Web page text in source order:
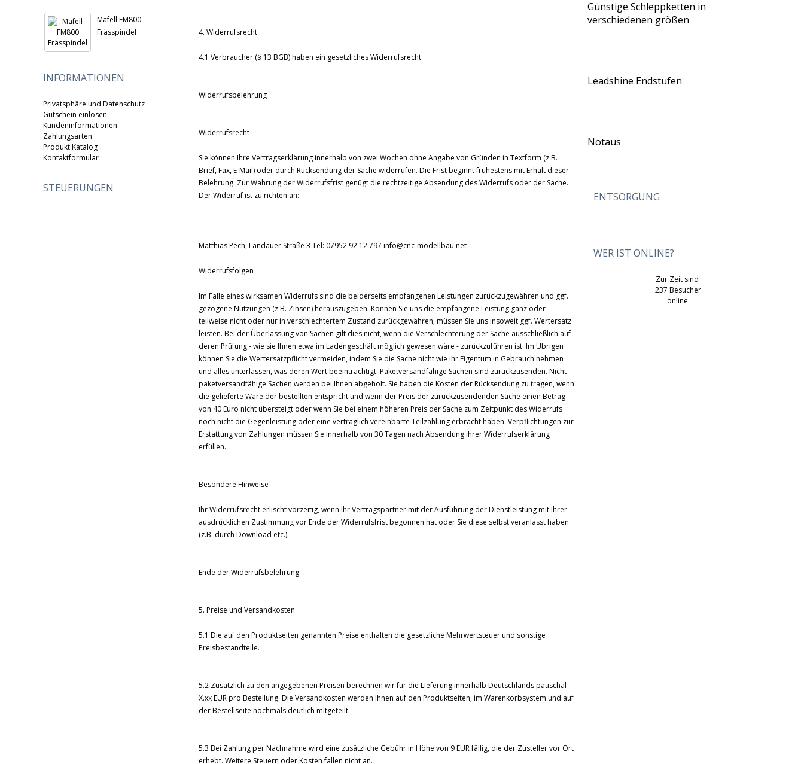
Mafell FM800
Frässpindel
INFORMATIONEN
Privatsphäre und Datenschutz
Gutschein einlösen
Kundeninformationen
Zahlungsarten
Produkt Katalog
Kontaktformular
STEUERUNGEN
4. Widerrufsrecht
4.1 Verbraucher (§ 13 BGB) haben ein gesetzliches Widerrufsrecht.
Widerrufsbelehrung
Widerrufsrecht
Sie können Ihre Vertragserklärung innerhalb von zwei Wochen ohne Angabe von Gründen in Textform (z.B.
Brief, Fax, E-Mail) oder durch Rücksendung der Sache widerrufen. Die Frist beginnt frühestens mit Erhalt dieser
Belehrung. Zur Wahrung der Widerrufsfrist genügt die rechtzeitige Absendung des Widerrufs oder der Sache.
Der Widerruf ist zu richten an:
Matthias Pech, Landauer Straße 3 Tel: 07952 92 12 797 info@cnc-modellbau.net
Widerrufsfolgen
Im Falle eines wirksamen Widerrufs sind die beiderseits empfangenen Leistungen zurückzugewähren und ggf.
gezogene Nutzungen (z.B. Zinsen) herauszugeben. Können Sie uns die empfangene Leistung ganz oder
teilweise nicht oder nur in verschlechtertem Zustand zurückgewähren, müssen Sie uns insoweit ggf. Wertersatz
leisten. Bei der Überlassung von Sachen gilt dies nicht, wenn die Verschlechterung der Sache ausschließlich auf
deren Prüfung - wie sie Ihnen etwa im Ladengeschäft möglich gewesen wäre - zurückzuführen ist. Im Übrigen
können Sie die Wertersatzpflicht vermeiden, indem Sie die Sache nicht wie ihr Eigentum in Gebrauch nehmen
und alles unterlassen, was deren Wert beeinträchtigt. Paketversandfähige Sachen sind zurückzusenden. Nicht
paketversandfähige Sachen werden bei Ihnen abgeholt. Sie haben die Kosten der Rücksendung zu tragen, wenn
die gelieferte Ware der bestellten entspricht und wenn der Preis der zurückzusendenden Sache einen Betrag
von 40 Euro nicht übersteigt oder wenn Sie bei einem höheren Preis der Sache zum Zeitpunkt des Widerrufs
noch nicht die Gegenleistung oder eine vertraglich vereinbarte Teilzahlung erbracht haben. Verpflichtungen zur
Erstattung von Zahlungen müssen Sie innerhalb von 30 Tagen nach Absendung ihrer Widerrufserklärung
erfüllen.
Besondere Hinweise
Ihr Widerrufsrecht erlischt vorzeitig, wenn Ihr Vertragspartner mit der Ausführung der Dienstleistung mit Ihrer
ausdrücklichen Zustimmung vor Ende der Widerrufsfrist begonnen hat oder Sie diese selbst veranlasst haben
(z.B. durch Download etc.).
Ende der Widerrufsbelehrung
5. Preise und Versandkosten
5.1 Die auf den Produktseiten genannten Preise enthalten die gesetzliche Mehrwertsteuer und sonstige
Preisbestandteile.
5.2 Zusätzlich zu den angegebenen Preisen berechnen wir für die Lieferung innerhalb Deutschlands pauschal
X.xx EUR pro Bestellung. Die Versandkosten werden Ihnen auf den Produktseiten, im Warenkorbsystem und auf
der Bestellseite nochmals deutlich mitgeteilt.
5.3 Bei Zahlung per Nachnahme wird eine zusätzliche Gebühr in Höhe von 9 EUR fällig, die der Zusteller vor Ort
erhebt. Weitere Steuern oder Kosten fallen nicht an.
Günstige Schleppketten in
verschiedenen größen
Leadshine Endstufen
Notaus
ENTSORGUNG
WER IST ONLINE?
Zur Zeit sind
237 Besucher
online.